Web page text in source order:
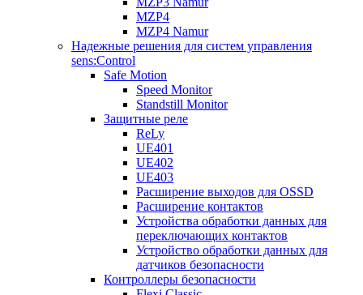
MZP4
MZP4 Namur
Надежные решения для систем управления
sens:Control
Safe Motion
Speed Monitor
Standstill Monitor
Защитные реле
ReLy
UE401
UE402
UE403
Расширение выходов для OSSD
Расширение контактов
Устройства обработки данных для
переключающих контактов
Устройство обработки данных для
датчиков безопасности
Контроллеры безопасности